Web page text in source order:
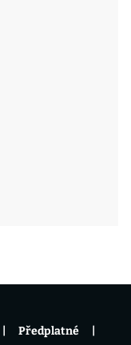
Předplatné